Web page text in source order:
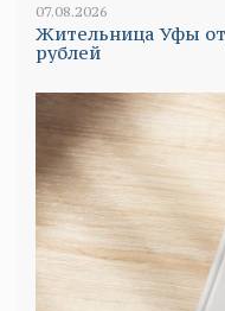
07.08.2026
Жительница Уфы
рублей